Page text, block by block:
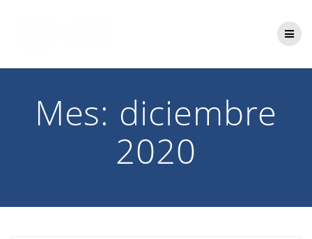
Mes: diciembre
2020